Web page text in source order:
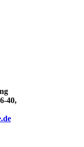
40,